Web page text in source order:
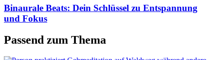
Binaurale Beats: Dein Schlüssel zu Entspannung
und Fokus
Passend zum Thema